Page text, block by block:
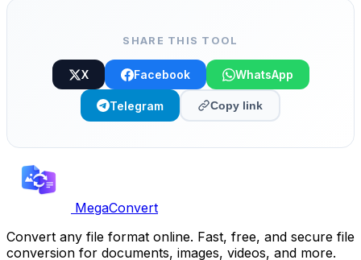
SHARE THIS TOOL
X Facebook WhatsApp
Telegram Copy link
MegaConvert
Convert any file format online. Fast, free, and secure file
conversion for documents, images, videos, and more.